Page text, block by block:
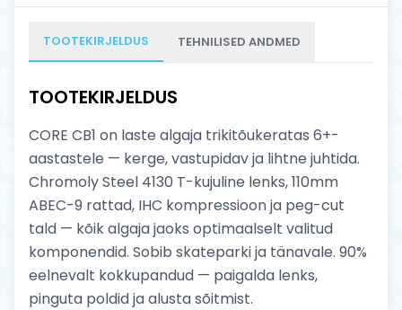
TOOTEKIRJELDUS TEHNILISED ANDMED
TOOTEKIRJELDUS
CORE CB1 on laste algaja trikitõukeratas 6+-
aastastele — kerge, vastupidav ja lihtne juhtida.
Chromoly Steel 4130 T-kujuline lenks, 110mm
ABEC-9 rattad, IHC kompressioon ja peg-cut
tald — kõik algaja jaoks optimaalselt valitud
komponendid. Sobib skateparki ja tänavale. 90%
eelnevalt kokkupandud — paigalda lenks,
pinguta poldid ja alusta sõitmist.